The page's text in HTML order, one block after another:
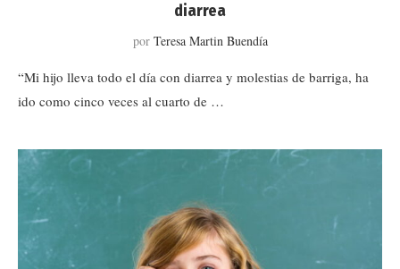
diarrea
por Teresa Martin Buendía
“Mi hijo lleva todo el día con diarrea y molestias de barriga, ha
ido como cinco veces al cuarto de …